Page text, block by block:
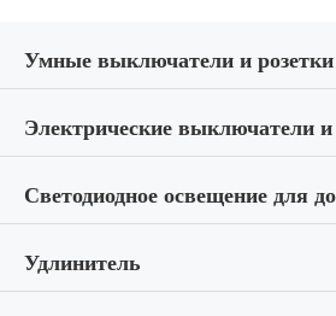
Умные выключатели и розетки
Электрические выключатели и
Светодиодное освещение для
Удлинитель